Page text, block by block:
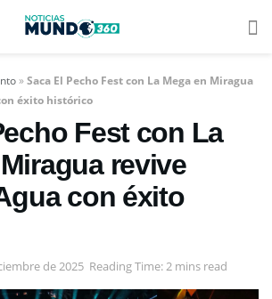
»Saca El Pecho Fest con La Mega en Miragua
éxito histórico
Fest con La
revive
con éxito
de 2025 Reading Time: 2 mins read